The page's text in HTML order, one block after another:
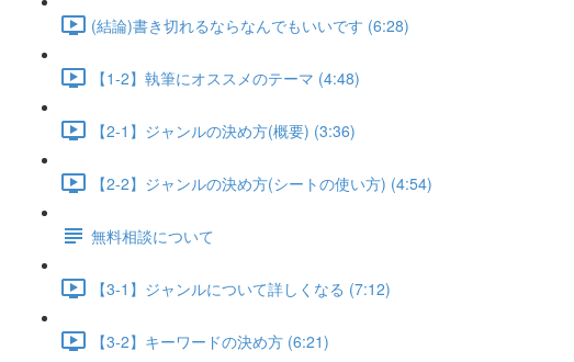
(結論)書き切れるならなんでもいいです (6:28)
【1-2】執筆にオススメのテーマ (4:48)
【2-1】ジャンルの決め方(概要) (3:36)
【2-2】ジャンルの決め方(シートの使い方) (4:54)
無料相談について
【3-1】ジャンルについて詳しくなる (7:12)
【3-2】キーワードの決め方 (6:21)